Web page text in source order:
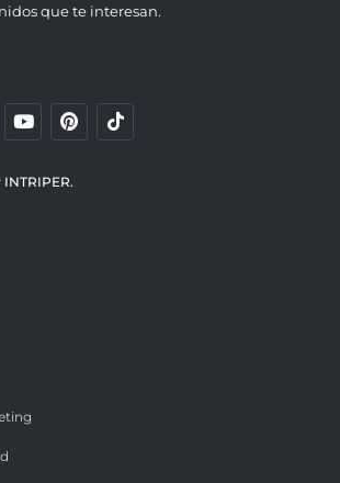
que te interesan.
INTRIPER.